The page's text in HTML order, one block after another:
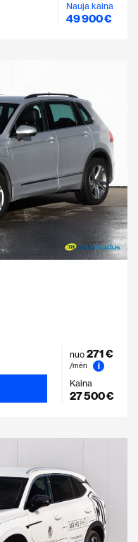
Nauja kaina
49 900 €
nuo 271 €
/mėn
i
Kaina
27 500 €